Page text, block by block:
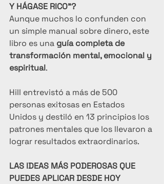
Y HÁGASE RICO”?
Aunque muchos lo confunden con
un simple manual sobre dinero, este
libro es una guía completa de
transformación mental, emocional y
espiritual.
Hill entrevistó a más de 500
personas exitosas en Estados
Unidos y destiló en 13 principios los
patrones mentales que los llevaron a
lograr resultados extraordinarios.
LAS IDEAS MÁS PODEROSAS QUE
PUEDES APLICAR DESDE HOY